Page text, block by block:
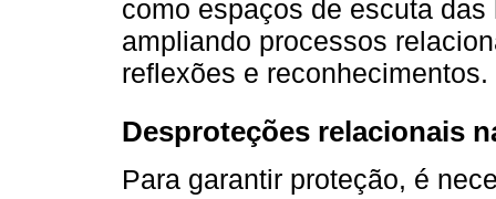
como espaços de escuta
ampliando processos
reflexões e reconhecimentos.
Desproteções relacionais
Para garantir proteção, é